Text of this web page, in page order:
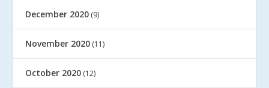
December 2020 (9)
November 2020 (11)
October 2020 (12)